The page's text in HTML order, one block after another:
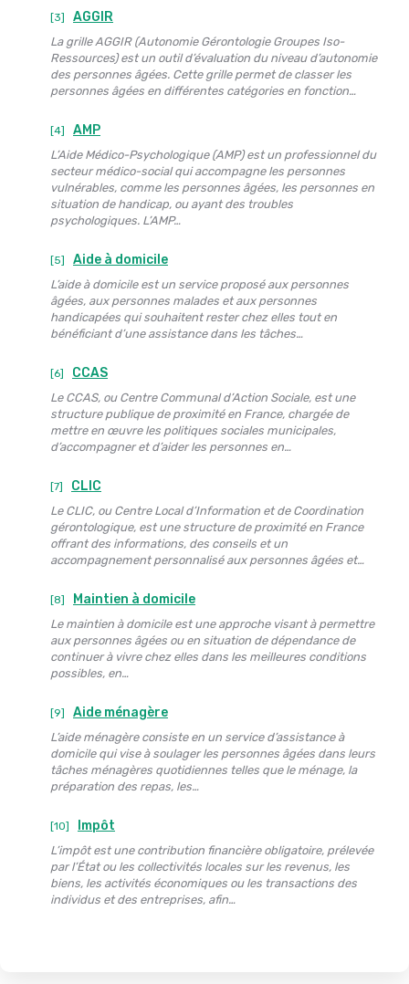
[3] AGGIR
La grille AGGIR (Autonomie Gérontologie Groupes Iso-
Ressources) est un outil d’évaluation du niveau d’autonomie
des personnes âgées. Cette grille permet de classer les
personnes âgées en différentes catégories en fonction…
[4] AMP
L’Aide Médico-Psychologique (AMP) est un professionnel du
secteur médico-social qui accompagne les personnes
vulnérables, comme les personnes âgées, les personnes en
situation de handicap, ou ayant des troubles
psychologiques. L’AMP…
[5] Aide à domicile
L’aide à domicile est un service proposé aux personnes
âgées, aux personnes malades et aux personnes
handicapées qui souhaitent rester chez elles tout en
bénéficiant d’une assistance dans les tâches…
[6] CCAS
Le CCAS, ou Centre Communal d’Action Sociale, est une
structure publique de proximité en France, chargée de
mettre en œuvre les politiques sociales municipales,
d’accompagner et d’aider les personnes en…
[7] CLIC
Le CLIC, ou Centre Local d’Information et de Coordination
gérontologique, est une structure de proximité en France
offrant des informations, des conseils et un
accompagnement personnalisé aux personnes âgées et…
[8] Maintien à domicile
Le maintien à domicile est une approche visant à permettre
aux personnes âgées ou en situation de dépendance de
continuer à vivre chez elles dans les meilleures conditions
possibles, en…
[9] Aide ménagère
L’aide ménagère consiste en un service d’assistance à
domicile qui vise à soulager les personnes âgées dans leurs
tâches ménagères quotidiennes telles que le ménage, la
préparation des repas, les…
[10] Impôt
L’impôt est une contribution financière obligatoire, prélevée
par l’État ou les collectivités locales sur les revenus, les
biens, les activités économiques ou les transactions des
individus et des entreprises, afin…